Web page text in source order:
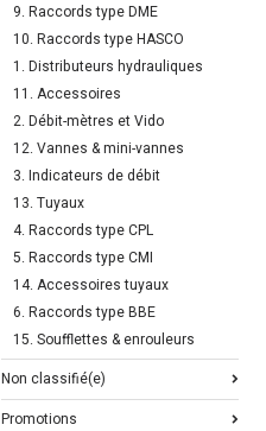
9. Raccords type DME
10. Raccords type HASCO
1. Distributeurs hydrauliques
11. Accessoires
2. Débit-mètres et Vido
12. Vannes & mini-vannes
3. Indicateurs de débit
13. Tuyaux
4. Raccords type CPL
5. Raccords type CMI
14. Accessoires tuyaux
6. Raccords type BBE
15. Soufflettes & enrouleurs
Non classifié(e)
Promotions